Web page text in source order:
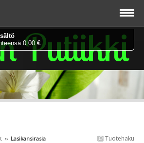
0.00 €
Putiikki
Tuotehaku
›› Lasikansirasia